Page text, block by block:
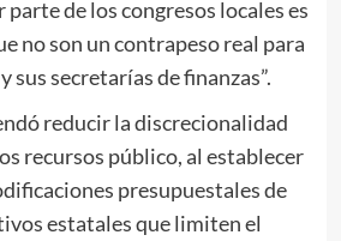
de los congresos locales es
no son un contrapeso real para
sus secretarías de finanzas”.
reducir la discrecionalidad
recursos público, al establecer
presupuestales de
estatales que limiten el